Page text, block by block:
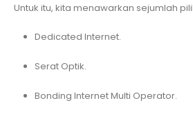
Untuk itu, kita menawarkan sejumlah
Dedicated Internet.
Serat Optik.
Bonding Internet Multi Operator.